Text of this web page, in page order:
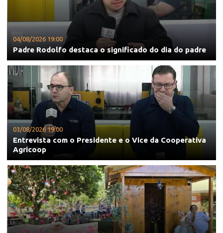
04/08/2026 19:00
Padre Rodolfo destaca o significado do dia do padre
03/08/2026 19:00
Entrevista com o Presidente e o Vice da Cooperativa
Agricoop